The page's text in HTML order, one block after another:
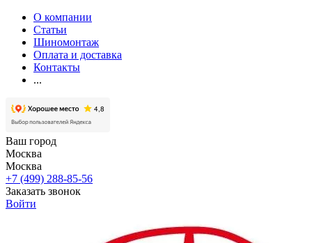
О компании
Статьи
Шиномонтаж
Оплата и доставка
Контакты
...
Ваш город
Москва
Москва
+7 (499) 288-85-56
Заказать звонок
Войти